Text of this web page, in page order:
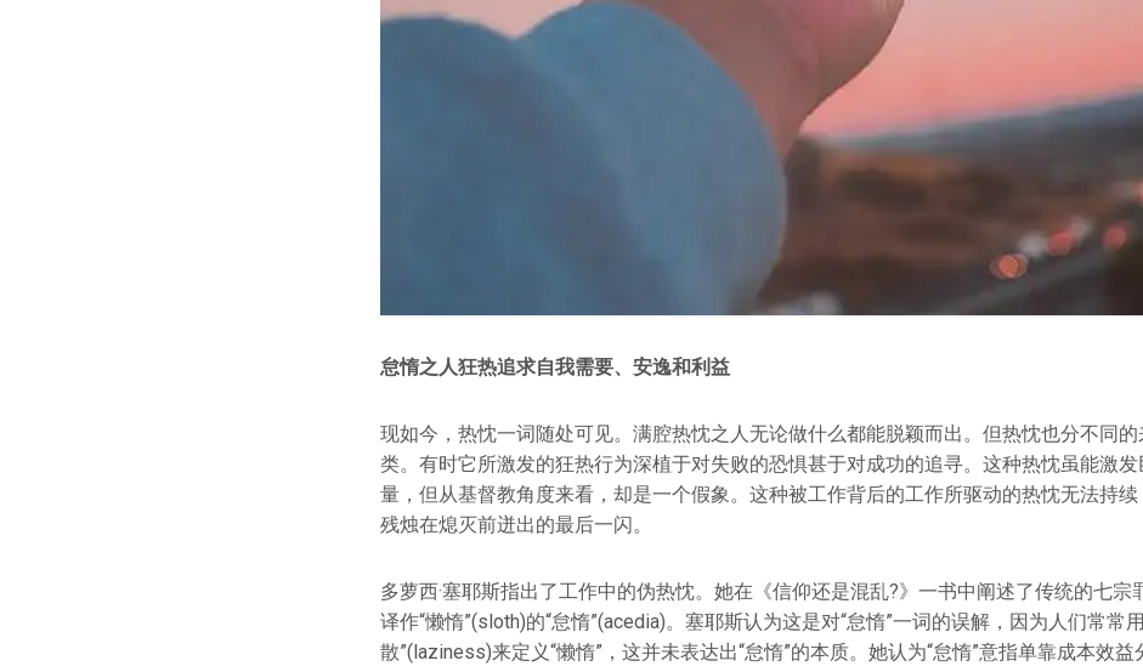
怠惰之人狂热追求自我需要、安逸和利益
现如今，热忱一词随处可见。满腔热忱之人无论做什么都能脱颖而出。但热忱也分不同的
类。有时它所激发的狂热行为深植于对失败的恐惧甚于对成功的追寻。这种热忱虽能激
量，但从基督教角度来看，却是一个假象。这种被工作背后的工作所驱动的热忱无法持续
残烛在熄灭前迸出的最后一闪。
多萝西·塞耶斯指出了工作中的伪热忱。她在《信仰还是混乱?》一书中阐述了传统的七宗
译作“懒惰”(sloth)的“怠惰”(acedia)。塞耶斯认为这是对“怠惰”一词的误解，因为人们常常
散”(laziness)来定义“懒惰”，这并未表达出“怠惰”的本质。她认为“怠惰”意指单靠成本效益